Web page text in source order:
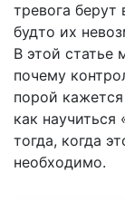
тревога берут
будто их
В этой статье
почему
порой
как научиться
тогда, когда
необходимо.